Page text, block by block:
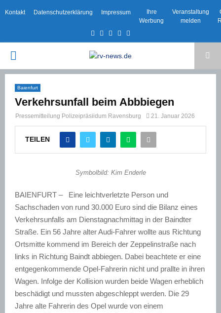
Kontakt Datenschutzerklärung Impressum
Ihre
Werbung
Veranstaltung
melden
Facebook
TwitterInstagram
Email
PRIMARY
MENU
Baienfurt
Verkehrsunfall beim Abbbiegen
Pressemitteilung Polizeipräsiidum Ravensburg 21. Januar 2026
TEILEN
Symbolbild: Kim Enderle
BAIENFURT – Eine leichtverletzte Person und
Sachschaden von rund 30.000 Euro sind die Bilanz eines
Verkehrsunfalls am Dienstagnachmittag in der Baindter
Straße. Ein 56 Jahre alter Audi-Fahrer wollte aus Richtung
Ortsmitte kommend im Bereich der Zeppelinstraße nach
links in Richtung Baindt abbiegen. Dabei beachtete er eine
entgegenkommende Opel-Fahrerin nicht und prallte in ihren
Wagen. Infolge der Kollision wurden beide Wagen erheblich
beschädigt und mussten abgeschleppt werden. Die 29
Jahre alte Fahrerin des Opel wurde von einem